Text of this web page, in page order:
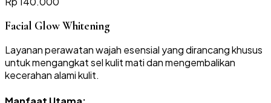
Facial Glow Whitening
Layanan perawatan wajah esensial yang dirancang khusus
untuk mengangkat sel kulit mati dan mengembalikan
kecerahan alami kulit.